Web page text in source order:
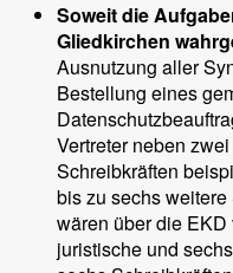
Soweit die
Gliedkirchen
Ausnutzung aller
Bestellung eines
Vertreter neben
Schreibkräften
bis zu sechs
wären über die
juristische und